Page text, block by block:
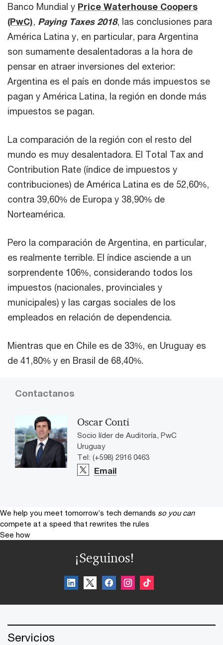
Banco Mundial y Price Waterhouse Coopers
(PwC), Paying Taxes 2018, las conclusiones para
América Latina y, en particular, para Argentina
son sumamente desalentadoras a la hora de
pensar en atraer inversiones del exterior:
Argentina es el país en donde más impuestos se
pagan y América Latina, la región en donde más
impuestos se pagan.
La comparación de la región con el resto del
mundo es muy desalentadora. El Total Tax and
Contribution Rate (índice de impuestos y
contribuciones) de América Latina es de 52,60%,
contra 39,60% de Europa y 38,90% de
Norteamérica.
Pero la comparación de Argentina, en particular,
es realmente terrible. El índice asciende a un
sorprendente 106%, considerando todos los
impuestos (nacionales, provinciales y
municipales) y las cargas sociales de los
empleados en relación de dependencia.
Mientras que en Chile es de 33%, en Uruguay es
de 41,80% y en Brasil de 68,40%.
Contactanos
Oscar Conti
Socio líder de Auditoría, PwC
Uruguay
Tel: (+598) 2916 0463
Email
We help you meet tomorrow’s tech demands so you can
compete at a speed that rewrites the rules
See how
¡Seguinos!
Servicios